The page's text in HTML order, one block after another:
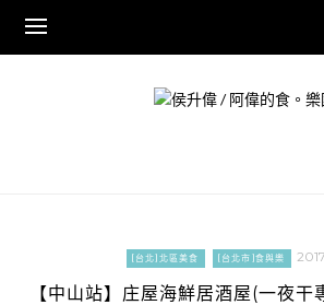
content
[台北]北區美食 [台北市]食與樂
【中山站】庄屋海鮮居酒屋(一夜